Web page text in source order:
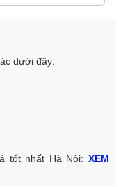
dưới đây:
tốt nhất Hà Nội: XEM